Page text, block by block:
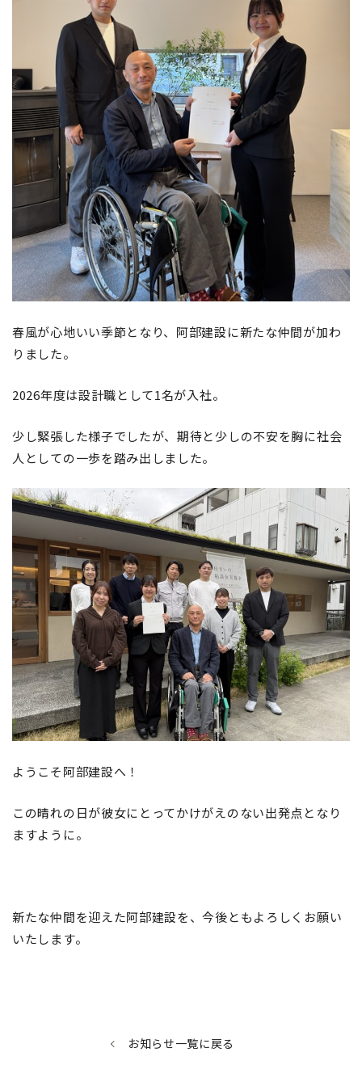
春風が心地いい季節となり、阿部建設に新たな仲間が加わ
りました。
2026年度は設計職として1名が入社。
少し緊張した様子でしたが、期待と少しの不安を胸に社会
人としての一歩を踏み出しました。
ようこそ阿部建設へ！
この晴れの日が彼女にとってかけがえのない出発点となり
ますように。
新たな仲間を迎えた阿部建設を、今後ともよろしくお願い
いたします。
お知らせ一覧に戻る